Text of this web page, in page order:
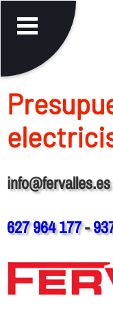
info@fervalles.es
627 964 177-